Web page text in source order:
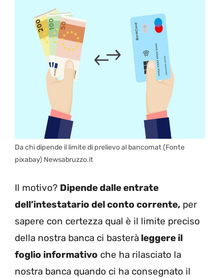
Da chi dipende il limite di prelievo al bancomat (Fonte
pixabay) Newsabruzzo.it
Il motivo? Dipende dalle entrate
dell’intestatario del conto corrente, per
sapere con certezza qual è il limite preciso
della nostra banca ci basterà leggere il
foglio informativo che ha rilasciato la
nostra banca quando ci ha consegnato il